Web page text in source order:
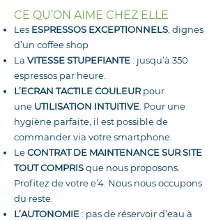
CE QU’ON AIME CHEZ ELLE
Les ESPRESSOS EXCEPTIONNELS , dignes
d’un coffee shop
La VITESSE STUPEFIANTE: jusqu’à 350
espressos par heure.
L’ECRAN TACTILE COULEURpour
une UTILISATION INTUITIVE . Pour une
hygiène parfaite, il est possible de
commander via votre smartphone.
LeCONTRAT DE MAINTENANCE SUR SITE
TOUT COMPRISque nous proposons.
Profitez de votre e’4. Nous nous occupons
du reste.
L’AUTONOMIE: pas de réservoir d’eau à